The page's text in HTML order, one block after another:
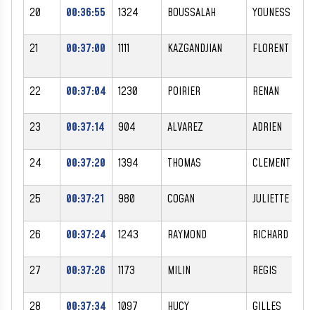
20 00:36:55 1324 BOUSSALAH YOUNESS
21 00:37:00 1111 KAZGANDJIAN FLORENT
22 00:37:04 1230 POIRIER RENAN
23 00:37:14 904 ALVAREZ ADRIEN
24 00:37:20 1394 THOMAS CLEMENT
25 00:37:21 980 COGAN JULIETTE
26 00:37:24 1243 RAYMOND RICHARD
27 00:37:26 1173 MILIN REGIS
28 00:37:34 1097 HUCY GILLES